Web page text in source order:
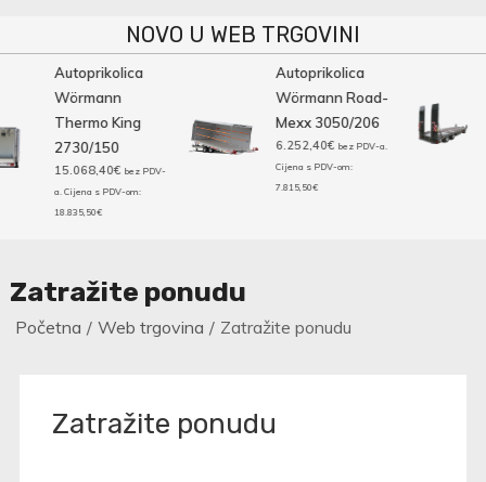
NOVO U WEB TRGOVINI
Autoprikolica
Wörmann
Thermo King
2730/150
15.068,40€ bez PDV-
a. Cijena s PDV-om:
18.835,50€
Autoprikolica
Wörmann Road-
Mexx 3050/206
6.252,40€ bez PDV-a.
Cijena s PDV-om:
7.815,50€
Zatražite ponudu
Početna Web trgovina Zatražite ponudu
Zatražite ponudu